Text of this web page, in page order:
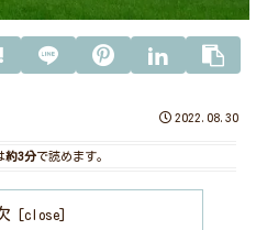
2022.08.30
約3分で読めます。